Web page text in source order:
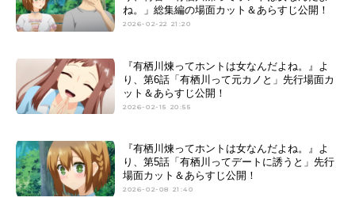
ね。」総集編の場面カット＆あらすじ公開！
2026-02-22 21:20
『有栖川煉ってホントは女なんだよね。』よ
り、第6話「有栖川って元カノと」先行場面カ
ット＆あらすじ公開！
2026-02-15 20:55
『有栖川煉ってホントは女なんだよね。』よ
り、第5話「有栖川ってデートに誘うと」先行
場面カット＆あらすじ公開！
2026-02-08 21:40